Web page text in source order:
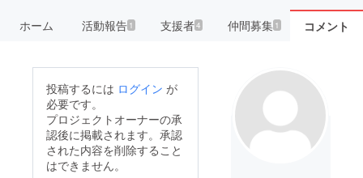
ホーム 活動報告1 支援者4 仲間募集 1 コメント
投稿するには ログイン が
必要です。
プロジェクトオーナーの承
認後に掲載されます。承認
された内容を削除すること
はできません。